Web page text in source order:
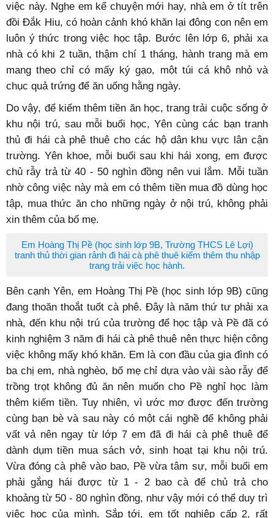
việc này. Nghe em kể chuyện mới hay, nhà em ở tít trên
đồi Đắk Hiu, có hoàn cảnh khó khăn lại đông con nên em
luôn ý thức trong việc học tập. Bước lên lớp 6, phải xa
nhà có khi 2 tuần, thậm chí 1 tháng, hành trang mà em
mang theo chỉ có mấy ký gạo, một túi cá khô nhỏ và
chục quả trứng để ăn uống hằng ngày.
Do vậy, để kiếm thêm tiền ăn học, trang trải cuộc sống ở
khu nội trú, sau mỗi buổi học, Yên cùng các bạn tranh
thủ đi hái cà phê thuê cho các hộ dân khu vực lân cận
trường. Yên khoe, mỗi buổi sau khi hái xong, em được
chủ rẫy trả từ 40 - 50 nghìn đồng nên vui lắm. Mỗi tuần
nhờ công việc này mà em có thêm tiền mua đồ dùng học
tập, mua thức ăn cho những ngày ở nội trú, không phải
xin thêm của bố mẹ.
Em Hoàng Thị Pề (học sinh lớp 9B, Trường THCS Lê Lợi)
tranh thủ thời gian rảnh đi hái cà phê thuê kiếm thêm thu nhập
trang trải việc học hành.
Bên cạnh Yên, em Hoàng Thị Pề (học sinh lớp 9B) cũng
đang thoăn thoắt tuốt cà phê. Đây là năm thứ tư phải xa
nhà, đến khu nội trú của trường để học tập và Pề đã có
kinh nghiệm 3 năm đi hái cà phê thuê nên thực hiện công
việc không mấy khó khăn. Em là con đầu của gia đình có
ba chị em, nhà nghèo, bố mẹ chỉ dựa vào vài sào rẫy để
trồng trọt không đủ ăn nên muốn cho Pề nghỉ học làm
thêm kiếm tiền. Tuy nhiên, vì ước mơ được đến trường
cùng bạn bè và sau này có một cái nghề để không phải
vất vả nên ngay từ lớp 7 em đã đi hái cà phê thuê để
dành dụm tiền mua sách vở, sinh hoạt tại khu nội trú.
Vừa đóng cà phê vào bao, Pề vừa tâm sự, mỗi buổi em
phải gắng hái được từ 1 - 2 bao cà để chủ trả cho
khoảng từ 50 - 80 nghìn đồng, như vậy mới có thể duy trì
việc học của mình. Sắp tới, em tốt nghiệp cấp 2, rất